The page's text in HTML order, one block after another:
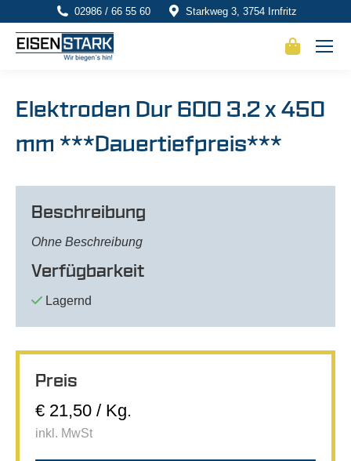
02986 / 66 55 60 Starkweg 3, 3754 Irnfritz
Elektroden Dur 600 3.2 x 450
mm ***Dauertiefpreis***
Beschreibung
Ohne Beschreibung
Verfügbarkeit
Lagernd
Preis
€ 21,50 / Kg.
inkl. MwSt